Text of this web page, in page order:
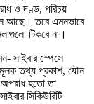
ও দণ্ড, পরিচয়
আছে। তবে এমনভাবে
টিকবে না।
সাইবার স্পেসে
তথ্য প্রকাশ, যৌন
অপরাধ হতো তা
সিকিউরিটি